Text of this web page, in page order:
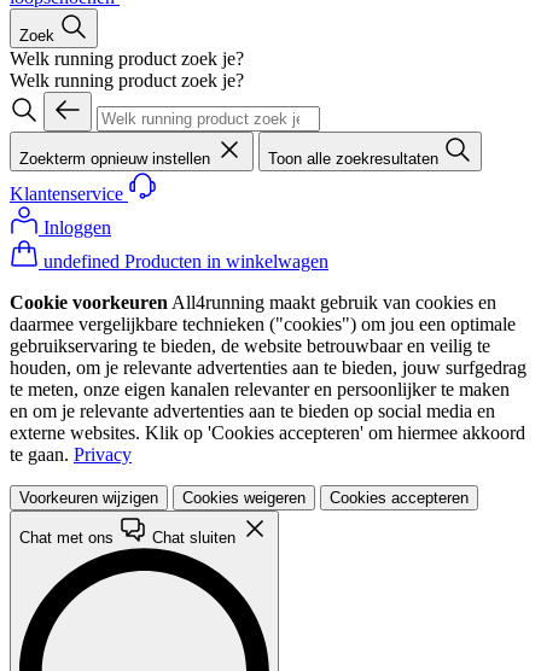
Zoek
Welk running product zoek je?
Welk running product zoek je?
Zoekterm opnieuw instellen Toon alle zoekresultaten
Klantenservice
Inloggen
undefined Producten in winkelwagen
Cookie voorkeuren All4running maakt gebruik van cookies en
daarmee vergelijkbare technieken ("cookies") om jou een optimale
gebruikservaring te bieden, de website betrouwbaar en veilig te
houden, om je relevante advertenties aan te bieden, jouw surfgedrag
te meten, onze eigen kanalen relevanter en persoonlijker te maken
en om je relevante advertenties aan te bieden op social media en
externe websites. Klik op 'Cookies accepteren' om hiermee akkoord
te gaan. Privacy
Voorkeuren wijzigen Cookies weigeren Cookies accepteren
Chat met ons Chat sluiten